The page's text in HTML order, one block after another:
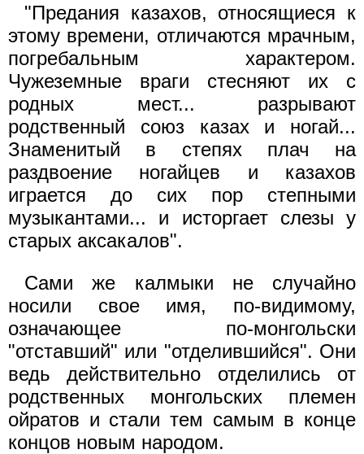
"Предания казахов, относящиеся к
этому времени, отличаются мрачным,
погребальным характером.
Чужеземные враги стесняют их с
родных мест... разрывают
родственный союз казах и ногай...
Знаменитый в степях плач на
раздвоение ногайцев и казахов
играется до сих пор степными
музыкантами... и исторгает слезы у
старых аксакалов".
Сами же калмыки не случайно
носили свое имя, по-видимому,
означающее по-монгольски
"отставший" или "отделившийся". Они
ведь действительно отделились от
родственных монгольских племен
ойратов и стали тем самым в конце
концов новым народом.